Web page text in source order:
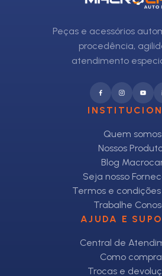
Peças e acessórios
procedência,
atendimento
Quem somos
Nossos
Blog
Seja nosso
Termos e
Trabalhe
AJUDA E
Central de
Como
Trocas e